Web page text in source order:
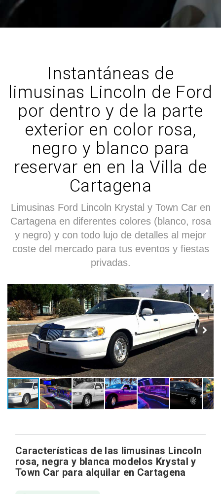
Instantáneas de
limusinas Lincoln de Ford
por dentro y de la parte
exterior en color rosa,
negro y blanco para
reservar en en la Villa de
Cartagena
Limusinas Ford Lincoln Krystal y Town Car en
Cartagena en diferentes colores (blanco, rosa
y negro) y con todo lujo de detalles al mejor
coste del mercado para tus eventos y fiestas
privadas.
Características de las limusinas Lincoln
rosa, negra y blanca modelos Krystal y
Town Car para alquilar en Cartagena